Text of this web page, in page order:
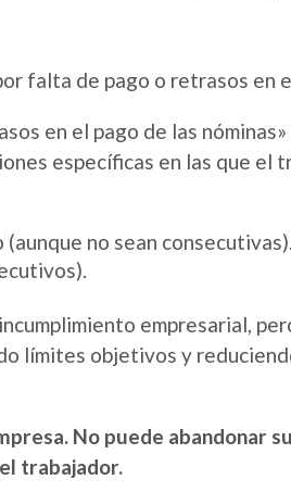
falta de pago o retrasos en
en el pago de las
específicas en las que el
no sean consecutivas).
empresarial,
límites objetivos y
No puede abandonar
trabajador.